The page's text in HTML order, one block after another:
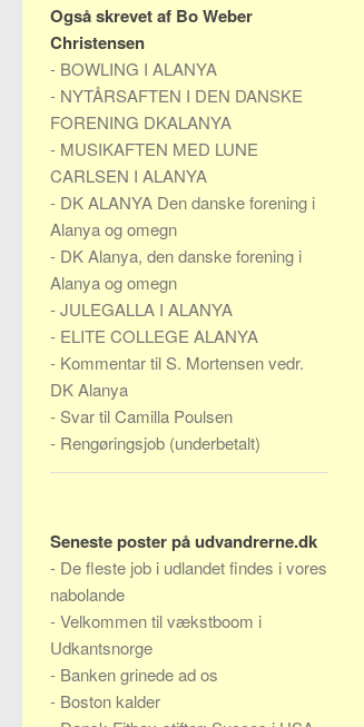
Også skrevet af Bo Weber
Christensen
- BOWLING I ALANYA
- NYTÅRSAFTEN I DEN DANSKE
FORENING DKALANYA
- MUSIKAFTEN MED LUNE
CARLSEN I ALANYA
- DK ALANYA Den danske forening i
Alanya og omegn
- DK Alanya, den danske forening i
Alanya og omegn
-JULEGALLA I ALANYA
- ELITE COLLEGE ALANYA
- Kommentar til S. Mortensen vedr.
DK Alanya
- Svar til Camilla Poulsen
- Rengøringsjob (underbetalt)
Seneste poster på udvandrerne.dk
- De fleste job i udlandet findes i vores
nabolande
-Velkommen til vækstboom i
Udkantsnorge
- Banken grinede ad os
- Boston kalder